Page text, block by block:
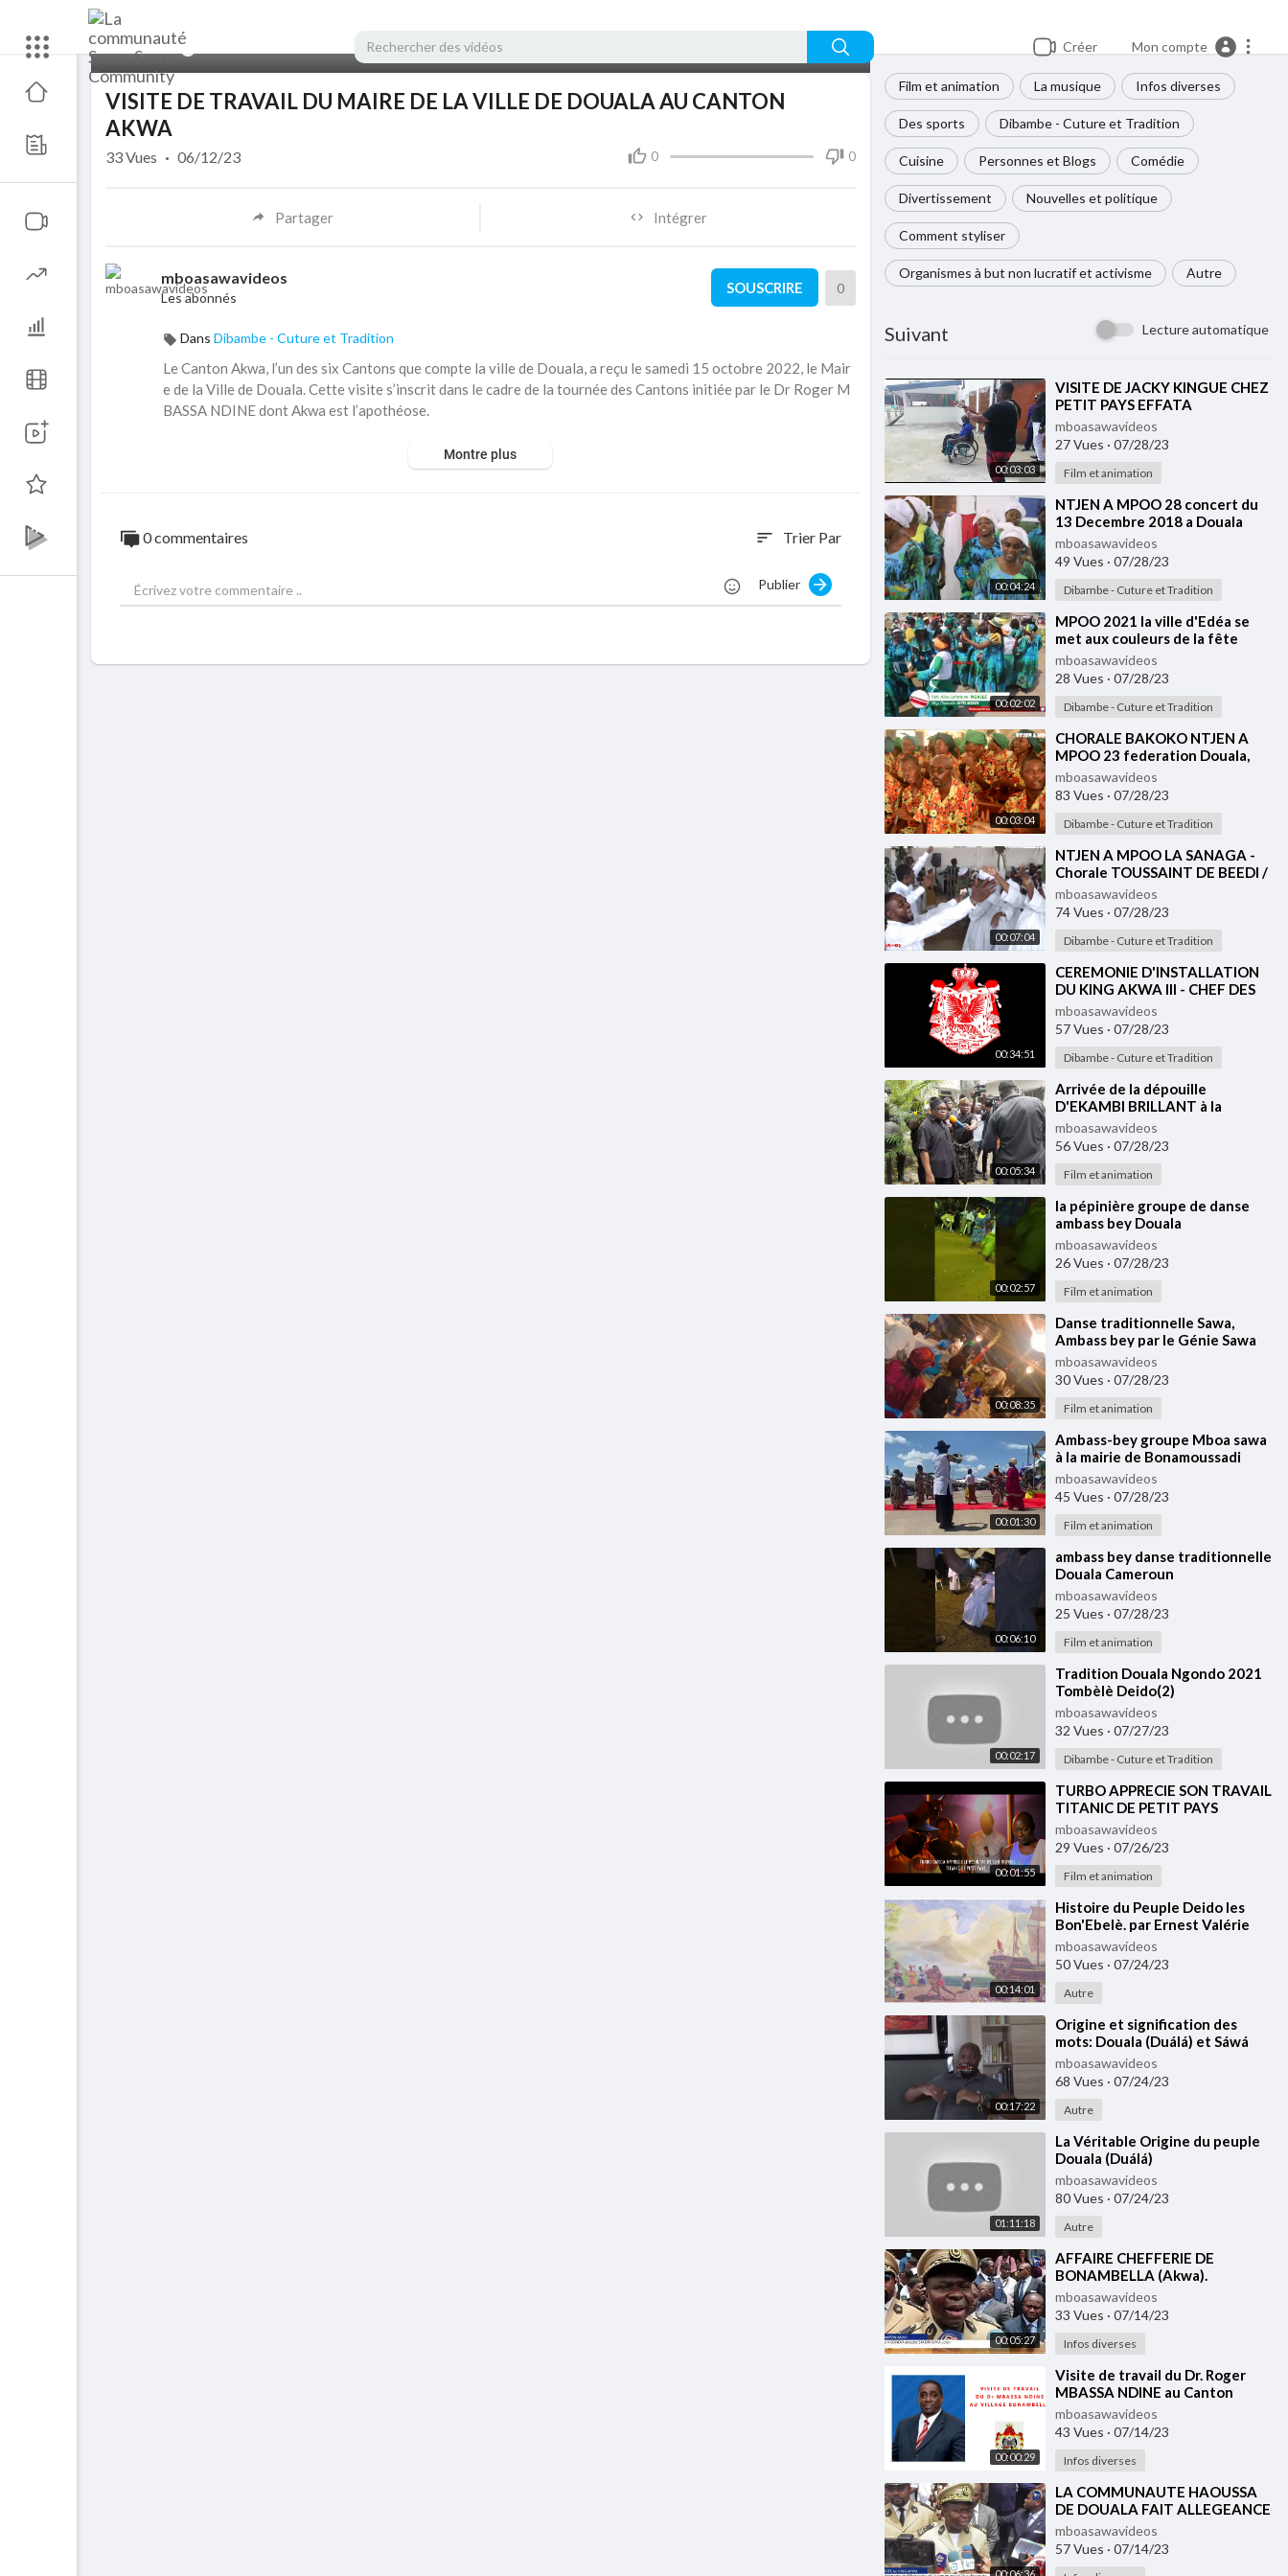
Créer Mon compte
00:00
Film et animation La musique Infos diverses
Des sports Dibambe - Cuture et Tradition
Cuisine Personnes et Blogs Comédie
Divertissement Nouvelles et politique
Comment styliser
Organismes à but non lucratif et activisme Autre
Suivant Lecture automatique
00:03:03
⁣VISITE DE JACKY KINGUE CHEZ
PETIT PAYS EFFATA
mboasawavideos
27 Vues · 07/28/23
Film et animation
00:04:24
⁣NTJEN A MPOO 28 concert du
13 Decembre 2018 a Douala
pk10
mboasawavideos
49 Vues · 07/28/23
Dibambe - Cuture et Tradition
00:02:02
⁣MPOO 2021 la ville d'Edéa se
met aux couleurs de la fête
mboasawavideos
28 Vues · 07/28/23
Dibambe - Cuture et Tradition
00:03:04
⁣CHORALE BAKOKO NTJEN A
MPOO 23 federation Douala,
section 2
mboasawavideos
83 Vues · 07/28/23
Dibambe - Cuture et Tradition
00:07:04
⁣NTJEN A MPOO LA SANAGA -
Chorale TOUSSAINT DE BEEDI /
MA LANGUE (DOUALA)
mboasawavideos
74 Vues · 07/28/23
Dibambe - Cuture et Tradition
00:34:51
⁣CEREMONIE D'INSTALLATION
DU KING AKWA III - CHEF DES
BONAMBELA
mboasawavideos
57 Vues · 07/28/23
Dibambe - Cuture et Tradition
00:05:34
⁣Arrivée de la dépouille
D'EKAMBI BRILLANT à la
Chefferie Akwa. (MUKANDA)
mboasawavideos
56 Vues · 07/28/23
Film et animation
00:02:57
⁣la pépinière groupe de danse
ambass bey Douala
mboasawavideos
26 Vues · 07/28/23
Film et animation
00:08:35
⁣Danse traditionnelle Sawa,
Ambass bey par le Génie Sawa
de l'école polytechnique de
Douala
mboasawavideos
30 Vues · 07/28/23
Film et animation
00:01:30
⁣Ambass-bey groupe Mboa sawa
à la mairie de Bonamoussadi
Douala Cameroun 🇨🇲
mboasawavideos
45 Vues · 07/28/23
Film et animation
00:06:10
⁣ambass bey danse traditionnelle
Douala Cameroun
mboasawavideos
25 Vues · 07/28/23
Film et animation
00:02:17
⁣Tradition Douala Ngondo 2021
Tombèlè Deido(2)
mboasawavideos
32 Vues · 07/27/23
Dibambe - Cuture et Tradition
00:01:55
⁣TURBO APPRECIE SON TRAVAIL
TITANIC DE PETIT PAYS
mboasawavideos
29 Vues · 07/26/23
Film et animation
00:14:01
⁣Histoire du Peuple Deido les
Bon'Ebelè. par Ernest Valérie
Ekwalla .Tradition Douala
mboasawavideos
50 Vues · 07/24/23
Autre
00:17:22
⁣Origine et signification des
mots: Douala (Duálá) et Sáwá
mboasawavideos
68 Vues · 07/24/23
Autre
01:11:18
⁣La Véritable Origine du peuple
Douala (Duálá)
mboasawavideos
80 Vues · 07/24/23
Autre
00:05:27
⁣AFFAIRE CHEFFERIE DE
BONAMBELLA (Akwa).
mboasawavideos
33 Vues · 07/14/23
Infos diverses
00:00:29
⁣Visite de travail du Dr. Roger
MBASSA NDINE au Canton
BONAMBELA.
mboasawavideos
43 Vues · 07/14/23
Infos diverses
⁣LA COMMUNAUTE HAOUSSA
DE DOUALA FAIT ALLEGEANCE
A SM DIN DIKA Louis, ROI DES
AKWA.
mboasawavideos
57 Vues · 07/14/23
VISITE DE TRAVAIL DU MAIRE DE LA VILLE DE DOUALA AU CANTON
AKWA
0 0
33Vues · 06/12/23
Partager Intégrer
mboasawavideos
Les abonnés
SOUSCRIRE 0
Dans Dibambe - Cuture et Tradition
Le Canton Akwa, l’un des six Cantons que compte la ville de Douala, a reçu le samedi 15 octobre 2022, le Mair
e de la Ville de Douala. Cette visite s’inscrit dans le cadre de la tournée des Cantons initiée par le Dr Roger M
BASSA NDINE dont Akwa est l’apothéose.
Montre plus
0 commentaires sort Trier Par
Publier